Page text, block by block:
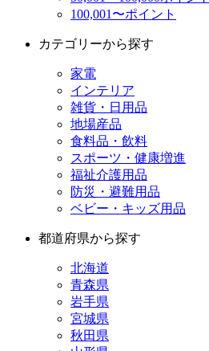
100,001〜ポイント
カテゴリーから探す
家電
インテリア
雑貨・日用品
地場産品
食料品・飲料
スポーツ・健康増進
福祉介護用品
防災・避難用品
ベビー・キッズ用品
都道府県から探す
北海道
青森県
岩手県
宮城県
秋田県